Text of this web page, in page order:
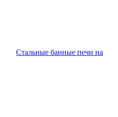
Стальные банные печи на